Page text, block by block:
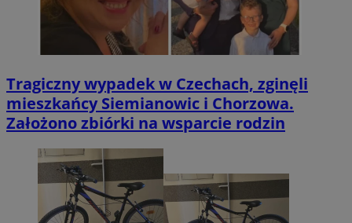
Tragiczny wypadek w Czechach, zginęli
mieszkańcy Siemianowic i Chorzowa.
Założono zbiórki na wsparcie rodzin